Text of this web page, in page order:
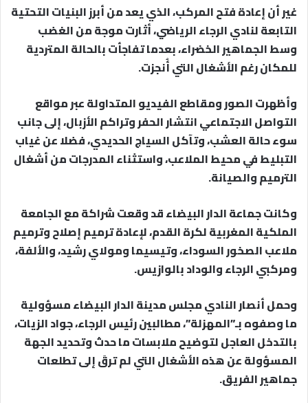
غير أن إعادة فتح المركب، الذي يعد من أبرز البنيات التحتية
التابعة لنادي الرجاء الرياضي، أثارت موجة من الغضب
وسط الجماهير الخضراء، بعدما تفاجأت بالحالة المتردية
للمكان رغم الأشغال التي أُنجزت.
وأظهرت الصور ومقاطع الفيديو المتداولة عبر مواقع
التواصل الاجتماعي انتشار الحفر وتراكم الأزبال، إلى جانب
سوء حالة العشب، وتآكل السياج الحديدي، فضلا عن غياب
التبليط في محيط الملاعب، واستثناء المدرجات من أشغال
الترميم والصيانة.
وكانت جماعة الدار البيضاء قد وقعت شراكة مع الجامعة
الملكية المغربية لكرة القدم، لإعادة ترميم إصلاح وترميم
ملاعب الصخور السوداء، وتيسيما ومولاي رشيد، والألفة،
ومركبي الرجاء والوداد بالوازيس.
وحمل أنصار النادي مجلس مدينة الدار البيضاء مسؤولية
ما وصفوه بـ”المهزلة”، مطالبين رئيس الرجاء، جواد الزيات،
بالتدخل العاجل لتوضيح ملابسات ما حدث وتحديد الجهة
المسؤولة عن هذه الأشغال التي لم ترقَ إلى تطلعات
جماهير الفريق.